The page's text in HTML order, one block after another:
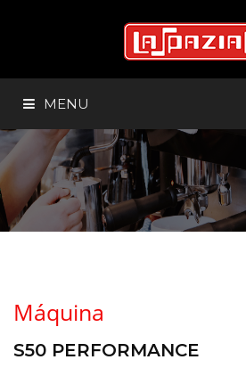
MENU
HOME
SOBRE
Máquina
S50 PERFORMANCE